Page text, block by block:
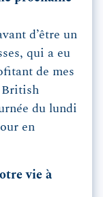
d’être un
qui a eu
de mes
British
du lundi
en
vie à